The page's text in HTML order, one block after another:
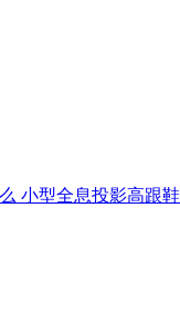
小型全息投影高跟